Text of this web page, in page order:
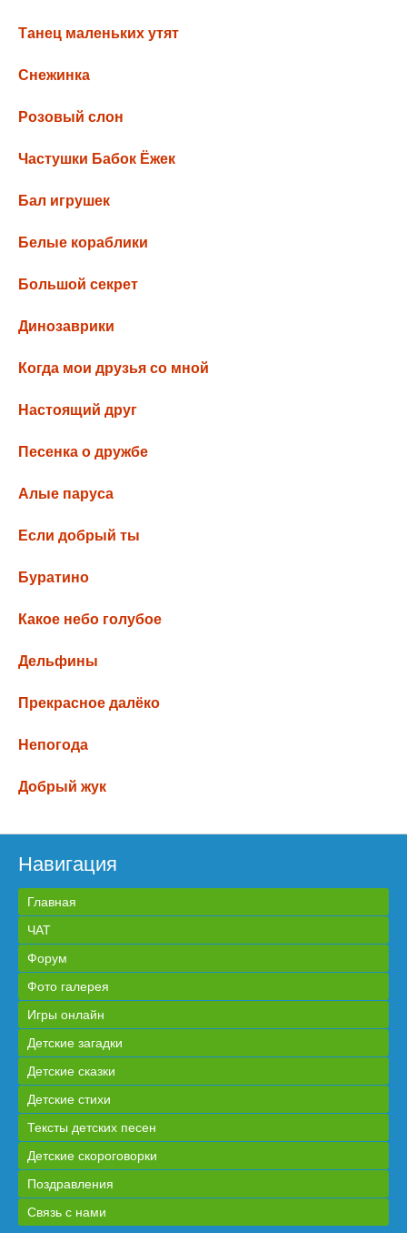
Танец маленьких утят
Снежинка
Розовый слон
Частушки Бабок Ёжек
Бал игрушек
Белые кораблики
Большой секрет
Динозаврики
Когда мои друзья со мной
Настоящий друг
Песенка о дружбе
Алые паруса
Если добрый ты
Буратино
Какое небо голубое
Дельфины
Прекрасное далёко
Непогода
Добрый жук
Навигация
Главная
ЧАТ
Форум
Фото галерея
Игры онлайн
Детские загадки
Детские сказки
Детские стихи
Тексты детских песен
Детские скороговорки
Поздравления
Связь с нами